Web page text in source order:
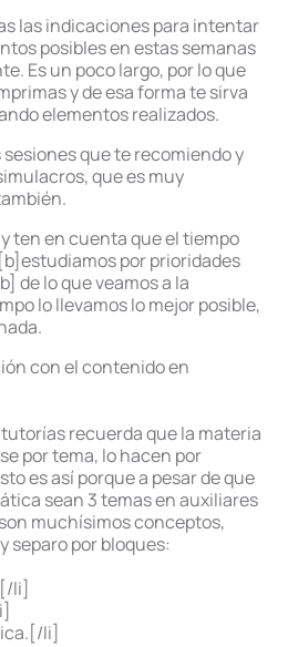
las indicaciones para intentar
posibles en estas semanas
Es un poco largo, por lo que
y de esa forma te sirva
elementos realizados.
que te recomiendo y
que es muy
ten en cuenta que el tiempo
por prioridades
de lo que veamos a la
lo llevamos lo mejor posible,
con el contenido en
recuerda que la materia
por tema, lo hacen por
es así porque a pesar de que
sean 3 temas en auxiliares
muchísimos conceptos,
separo por bloques:
li]
li]